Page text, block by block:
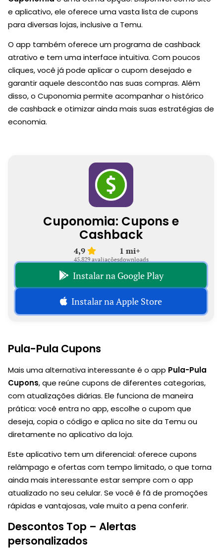
e aplicativo, ele oferece uma vasta lista de cupons
para diversas lojas, inclusive a Temu.
O app também oferece um programa de cashback
atrativo e tem uma interface intuitiva. Com poucos
cliques, você já pode aplicar o cupom desejado e
garantir aquele descontão nas suas compras. Além
disso, o Cuponomia permite acompanhar o histórico
de cashback e otimizar ainda mais suas estratégias de
economia.
Cuponomia: Cupons e
Cashback
4,9
45.829 avaliações
1 mi+
downloads
Instalar na Google Play
Instalar na Apple Store
Pula-Pula Cupons
Mais uma alternativa interessante é o app Pula-Pula
Cupons, que reúne cupons de diferentes categorias,
com atualizações diárias. Ele funciona de maneira
prática: você entra no app, escolhe o cupom que
deseja, copia o código e aplica no site da Temu ou
diretamente no aplicativo da loja.
Este aplicativo tem um diferencial: oferece cupons
relâmpago e ofertas com tempo limitado, o que torna
ainda mais interessante estar sempre com o app
atualizado no seu celular. Se você é fã de promoções
rápidas e vantajosas, vale muito a pena conferir.
Descontos Top – Alertas
personalizados